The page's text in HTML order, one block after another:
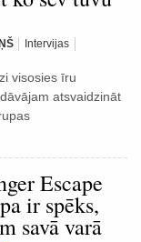
Intervijas
visosies īru
atsvaidzināt
Escape
ir spēks,
savā varā